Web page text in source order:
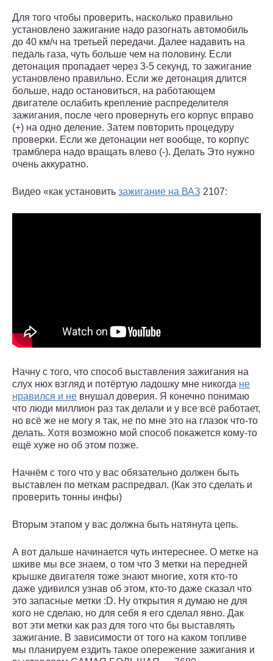
Для того чтобы проверить, насколько правильно
установлено зажигание надо разогнать автомобиль
до 40 км/ч на третьей передачи. Далее надавить на
педаль газа, чуть больше чем на половину. Если
детонация пропадает через 3-5 секунд, то зажигание
установлено правильно. Если же детонация длится
больше, надо остановиться, на работающем
двигателе ослабить крепление распределителя
зажигания, после чего провернуть его корпус вправо
(+) на одно деление. Затем повторить процедуру
проверки. Если же детонации нет вообще, то корпус
трамблера надо вращать влево (-). Делать Это нужно
очень аккуратно.
Видео «как установить зажигание на ВАЗ 2107:
Начну с того, что способ выставления зажигания на
слух нюх взгляд и потёртую ладошку мне никогда не
нравился и не внушал доверия. Я конечно понимаю
что люди миллион раз так делали и у все всё работает,
но всё же не могу я так, не по мне это на глазок что-то
делать. Хотя возможно мой способ покажется кому-то
ещё хуже но об этом позже.
Начнём с того что у вас обязательно должен быть
выставлен по меткам распредвал. (Как это сделать и
проверить тонны инфы)
Вторым этапом у вас должна быть натянута цепь.
А вот дальше начинается чуть интереснее. О метке на
шкиве мы все знаем, о том что 3 метки на передней
крышке двигателя тоже знают многие, хотя кто-то
даже удивился узнав об этом, кто-то даже сказал что
это запасные метки :D. Ну открытия я думаю не для
кого не сделаю, но для себя я его сделал явно. Дак
вот эти метки как раз для того что бы выставлять
зажигание. В зависимости от того на каком топливе
мы планируем ездить такое опережение зажигания и